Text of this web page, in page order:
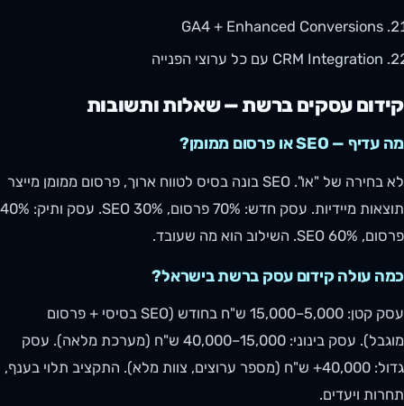
GA4 + Enhanced Conversions
CRM Integration עם כל ערוצי הפנייה
קידום עסקים ברשת — שאלות ותשובות
מה עדיף — SEO או פרסום ממומן?
לא בחירה של "או". SEO בונה בסיס לטווח ארוך, פרסום ממומן מייצר
תוצאות מיידיות. עסק חדש: 70% פרסום, 30% SEO. עסק ותיק: 40%
פרסום, 60% SEO. השילוב הוא מה שעובד.
כמה עולה קידום עסק ברשת בישראל?
עסק קטן: 5,000–15,000 ש"ח בחודש (SEO בסיסי + פרסום
מוגבל). עסק בינוני: 15,000–40,000 ש"ח (מערכת מלאה). עסק
גדול: 40,000+ ש"ח (מספר ערוצים, צוות מלא). התקציב תלוי בענף,
תחרות ויעדים.